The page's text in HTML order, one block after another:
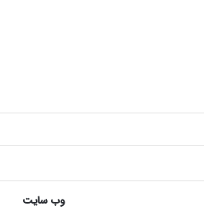
وب‌ سایت